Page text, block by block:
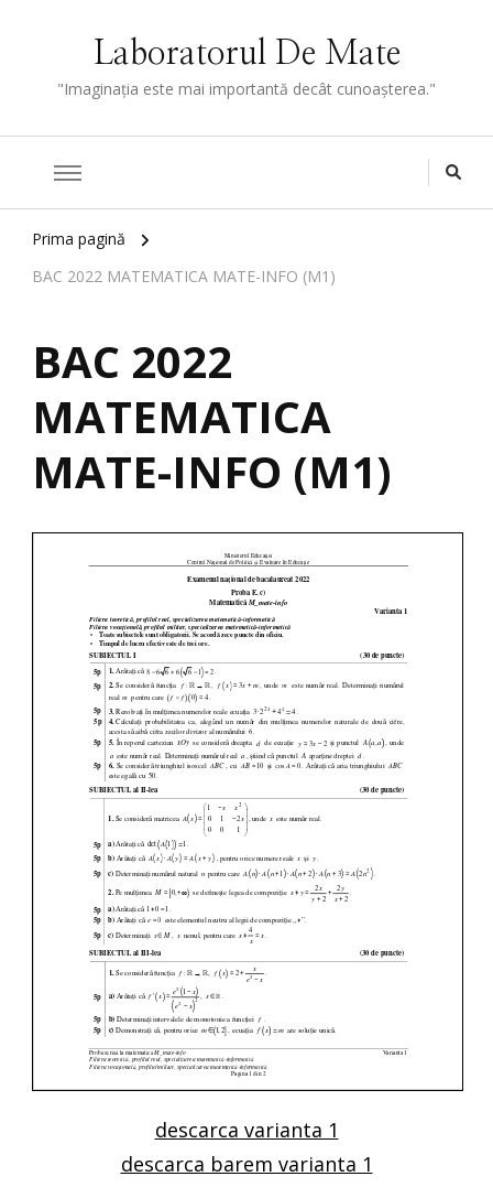
Laboratorul De Mate
"Imaginaţia este mai importantă decât cunoaşterea."
Prima pagină
BAC 2022 MATEMATICA MATE-INFO (M1)
BAC 2022
MATEMATICA
MATE-INFO (M1)
descarca varianta 1
descarca barem varianta 1